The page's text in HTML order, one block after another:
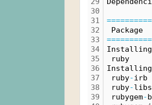
30
31
32
33
34
35
36
37
38
39
==========
Package
==========
ruby
Installing
ruby-irb
ruby-
rubygem-